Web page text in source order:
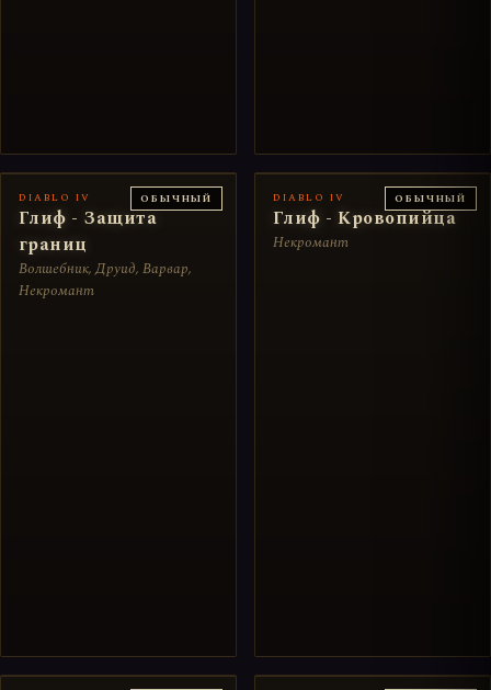
ОБЫЧНЫЙ
DIABLO IV
Глиф - Защита
границ
Волшебник, Друид, Варвар,
Некромант
ОБЫЧНЫЙ
DIABLO IV
Глиф - Кровопийца
Некромант